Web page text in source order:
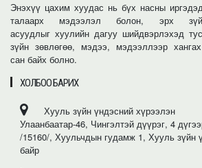
Энэхүү цахим хуудас нь бүх насны
талаарх мэдээлэл болон, эрх
асуудлыг хуулийн дагуу шийдвэрлэхэд
зүйн зөвлөгөө, мэдээ, мэдээллээр
сан байх болно.
ХОЛБОО БАРИХ
Хууль зүйн үндэсний хүрээлэн
Улаанбаатар-46, Чингэлтэй дүүрэг, 4
/15160/, Хуульчдын гудамж 1, Хууль зүйн
байр